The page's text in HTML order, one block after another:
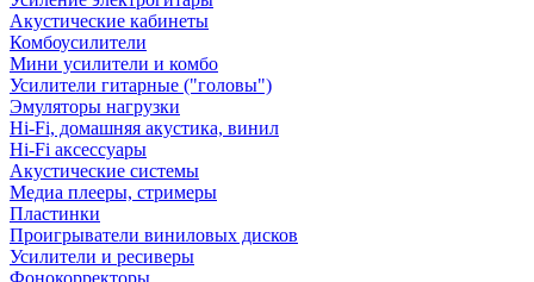
Акустические кабинеты
Комбоусилители
Мини усилители и комбо
Усилители гитарные ("головы")
Эмуляторы нагрузки
Hi-Fi, домашняя акустика, винил
Hi-Fi аксессуары
Акустические системы
Медиа плееры, стримеры
Пластинки
Проигрыватели виниловых дисков
Усилители и ресиверы
Фонокорректоры